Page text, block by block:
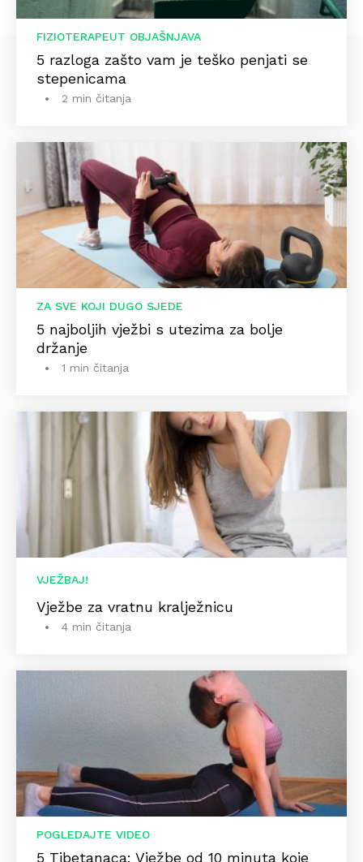
FIZIOTERAPEUT OBJAŠNJAVA
5 razloga zašto vam je teško penjati se
stepenicama
2 min čitanja
ZA SVE KOJI DUGO SJEDE
5 najboljih vježbi s utezima za bolje
držanje
1 min čitanja
VJEŽBAJ!
Vježbe za vratnu kralježnicu
4 min čitanja
POGLEDAJTE VIDEO
5 Tibetanaca: Vježbe od 10 minuta koje